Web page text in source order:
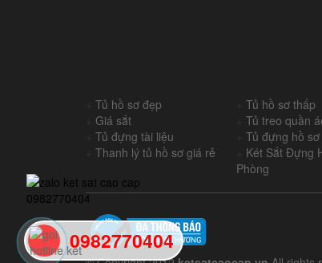
Tủ hồ sơ đẹp +Tủ hồ sơ thấp
Giá sắt +Tủ treo quần
Tủ đựng tài liệu +Tủ đựng hồ sơ
Thanh lý tủ hồ sơ giá rẻ
Két Sắt Đựng
Phòng
0982770404